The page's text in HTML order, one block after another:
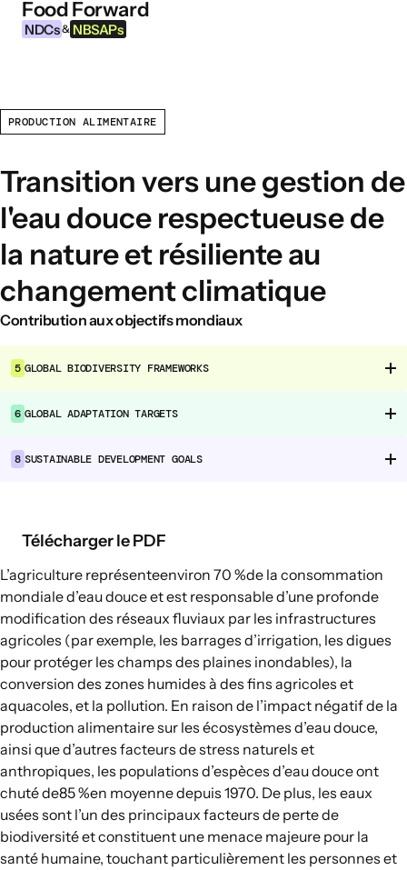
Aller au contenu
Food Forward
NDCs & NBSAPs
INFORMATIONS
À propos de cet outil
Qu’est-ce que les NDCs ?
Qu’est-ce que les NBSAPs ?
Pourquoi agir sur l’agriculture et les
systèmes alimentaires ?
DOMAINES D’INTERVENTION ALIMENTAIRE
Environnement alimentaire
Gouvernance alimentaire
Production alimentaire
Chaînes d’approvisionnement
alimentaire
l’agriculture et des systèmes
alimentaires
Connexions
PRODUCTION ALIMENTAIRE
Transition vers une gestion de
l'eau douce respectueuse de
la nature et résiliente au
changement climatique
Contribution aux objectifs mondiaux
5 GLOBAL BIODIVERSITY FRAMEWORKS
6 GLOBAL ADAPTATION TARGETS
8 SUSTAINABLE DEVELOPMENT GOALS
Télécharger le PDF
L’agriculture représenteenviron 70 %de la consommation
mondiale d’eau douce et est responsable d’une profonde
modification des réseaux fluviaux par les infrastructures
agricoles (par exemple, les barrages d’irrigation, les digues
pour protéger les champs des plaines inondables), la
conversion des zones humides à des fins agricoles et
aquacoles, et la pollution. En raison de l’impact négatif de la
production alimentaire sur les écosystèmes d’eau douce,
ainsi que d’autres facteurs de stress naturels et
anthropiques, les populations d’espèces d’eau douce ont
chuté de85 %en moyenne depuis 1970. De plus, les eaux
usées sont l’un des principaux facteurs de perte de
biodiversité et constituent une menace majeure pour la
santé humaine, touchant particulièrement les personnes et